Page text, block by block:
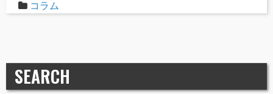
コラム
SEARCH